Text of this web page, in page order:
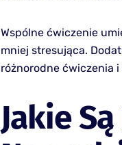
Wspólne ćwiczenie
mniej stresująca.
różnorodne ćwiczenia
Jakie